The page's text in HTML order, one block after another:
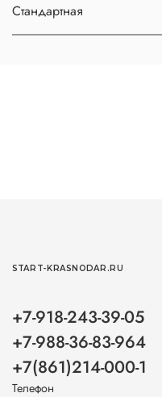
Стандартная
START-KRASNODAR.RU
+7-918-243-39-05
+7-988-36-83-964
+7(861)214-000-1
Телефон